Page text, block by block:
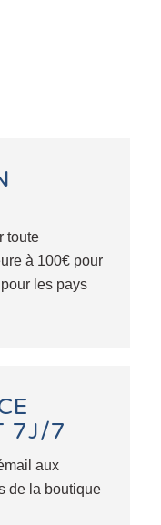
toute
à 100€ pour
les pays
7J/7
aux
de la boutique